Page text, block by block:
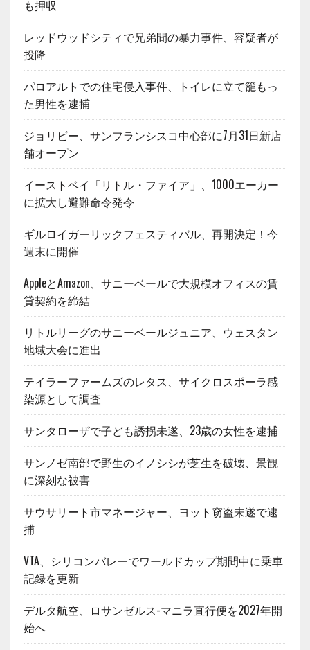
も押収
レッドウッドシティで兄弟間の暴力事件、容疑者が
投降
パロアルトでの住宅侵入事件、トイレに立て籠もっ
た男性を逮捕
ジョリビー、サンフランシスコ中心部に7月31日新店
舗オープン
イーストベイ「リトル・ファイア」、1000エーカー
に拡大し避難命令発令
ギルロイガーリックフェスティバル、再開決定！今
週末に開催
AppleとAmazon、サニーベールで大規模オフィスの賃
貸契約を締結
リトルリーグのサニーベールジュニア、ウェスタン
地域大会に進出
テイラーファームズのレタス、サイクロスポーラ感
染源として調査
サンタローザで子ども誘拐未遂、23歳の女性を逮捕
サンノゼ南部で野生のイノシシが芝生を破壊、景観
に深刻な被害
サウサリート市マネージャー、ヨット窃盗未遂で逮
捕
VTA、シリコンバレーでワールドカップ期間中に乗車
記録を更新
デルタ航空、ロサンゼルス-マニラ直行便を2027年開
始へ